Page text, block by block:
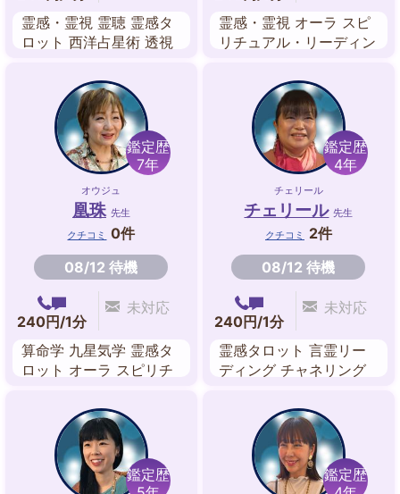
霊感・霊視 霊聴 霊感タ
ロット 西洋占星術 透視
ピリチュアル
霊感・霊視 オーラ スピ
リチュアル・リーディン
ネルギーワーク
鑑定歴
7年
オウジュ
凰珠 先生
クチコミ
0件
08/12 待機
240円/1分
未対応
算命学 九星気学 霊感タ
ロット オーラ スピリチ
鑑定歴
4年
チェリール
チェリール 先生
クチコミ
2件
08/12 待機
240円/1分
未対応
霊感タロット 言霊リー
ディング チャネリング
ハワイアン・スピリチュ
アルタロット オーロラ
タロット 筆跡
鑑定歴
鑑定歴